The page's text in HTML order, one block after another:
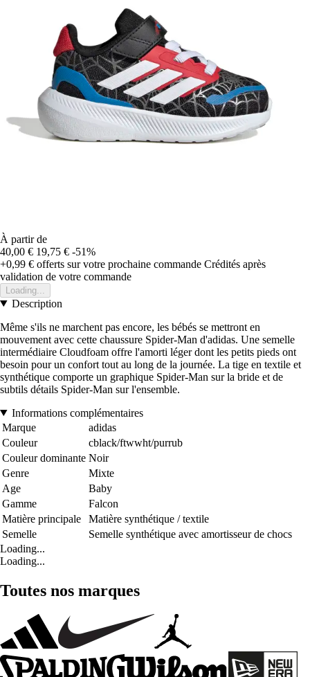
À partir de
40,00 € 19,75 € -51%
+0,99 € offerts sur votre prochaine commande Crédités après
validation de votre commande
Loading...
Description
Même s'ils ne marchent pas encore, les bébés se mettront en
mouvement avec cette chaussure Spider-Man d'adidas. Une semelle
intermédiaire Cloudfoam offre l'amorti léger dont les petits pieds ont
besoin pour un confort tout au long de la journée. La tige en textile et
synthétique comporte un graphique Spider-Man sur la bride et de
subtils détails Spider-Man sur l'ensemble.
Informations complémentaires
Marque
adidas
Couleur
cblack/ftwwht/purrub
Couleur dominante Noir
Genre
Mixte
Age
Baby
Gamme
Falcon
Matière principale
Matière synthétique / textile
Semelle
Semelle synthétique avec amortisseur de chocs
Loading...
Loading...
Toutes nos marques